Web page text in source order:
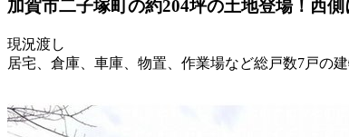
加賀市二子塚町の約204坪の土地登場！西
現況渡し
居宅、倉庫、車庫、物置、作業場など総戸数7戸の建